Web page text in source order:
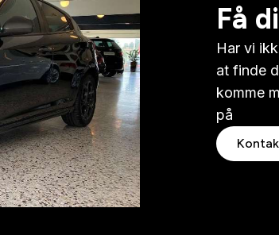
Få
Har vi
at finde
komme
på